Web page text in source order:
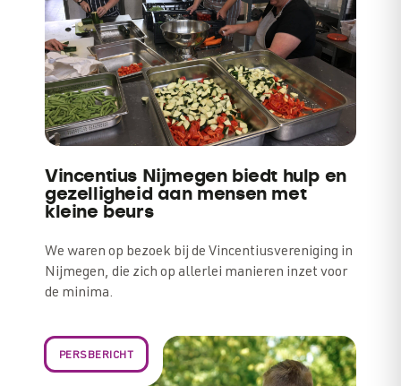
Vincentius Nijmegen biedt hulp en
gezelligheid aan mensen met
kleine beurs
We waren op bezoek bij de Vincentiusvereniging in
Nijmegen, die zich op allerlei manieren inzet voor
de minima.
PERSBERICHT